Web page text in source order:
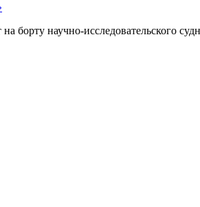
борту научно-исследовательского